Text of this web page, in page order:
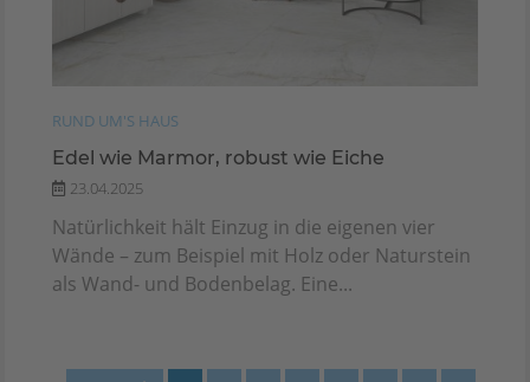
RUND UM'S HAUS
Edel wie Marmor, robust wie Eiche
23.04.2025
Natürlichkeit hält Einzug in die eigenen vier
Wände – zum Beispiel mit Holz oder Naturstein
als Wand- und Bodenbelag. Eine...